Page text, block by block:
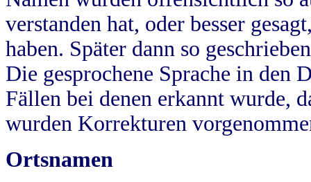
verstanden hat, oder besser
haben. Später dann so
Die gesprochene Sprache in
Fällen bei denen erkannt wurde,
wurden Korrekturen
Ortsnamen